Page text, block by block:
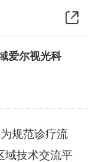
爱尔视光科
规范诊疗流
域技术交流平